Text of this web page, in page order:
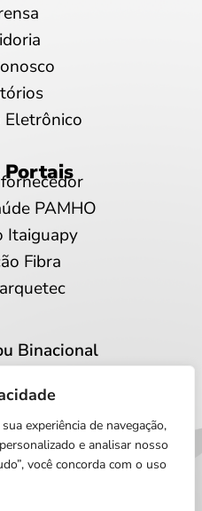
experiência de navegação,
e analisar nosso
você concorda com o uso
PAMHO
Itaiguapy
Fibra
Binacional
de dados